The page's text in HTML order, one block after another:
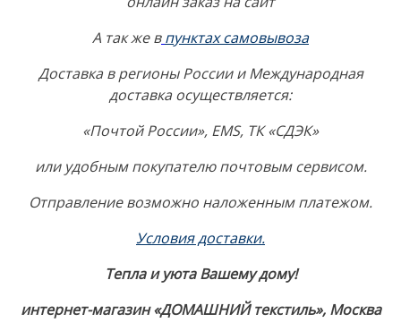
А так же в пунктах самовывоза
Доставка в регионы России и Международная
доставка осуществляется:
«Почтой России», EMS, ТК «СДЭК»
или удобным покупателю почтовым сервисом.
Отправление возможно наложенным платежом.
Условия доставки.
Тепла и уюта Вашему дому!
интернет-магазин «ДОМАШНИЙ текстиль», Москва